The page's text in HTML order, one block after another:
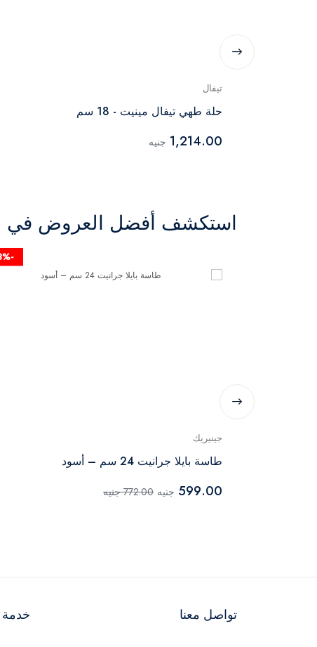
تيفال
حلة طهي تيفال مينيت - 18 سم
1,214.00 جنيه
استكشف أفضل العروض في
-23%
جينيريك
طاسة بايلا جرانيت 24 سم – أسود
599.00 جنيه 772.00 جنيه
تواصل معنا خدمة